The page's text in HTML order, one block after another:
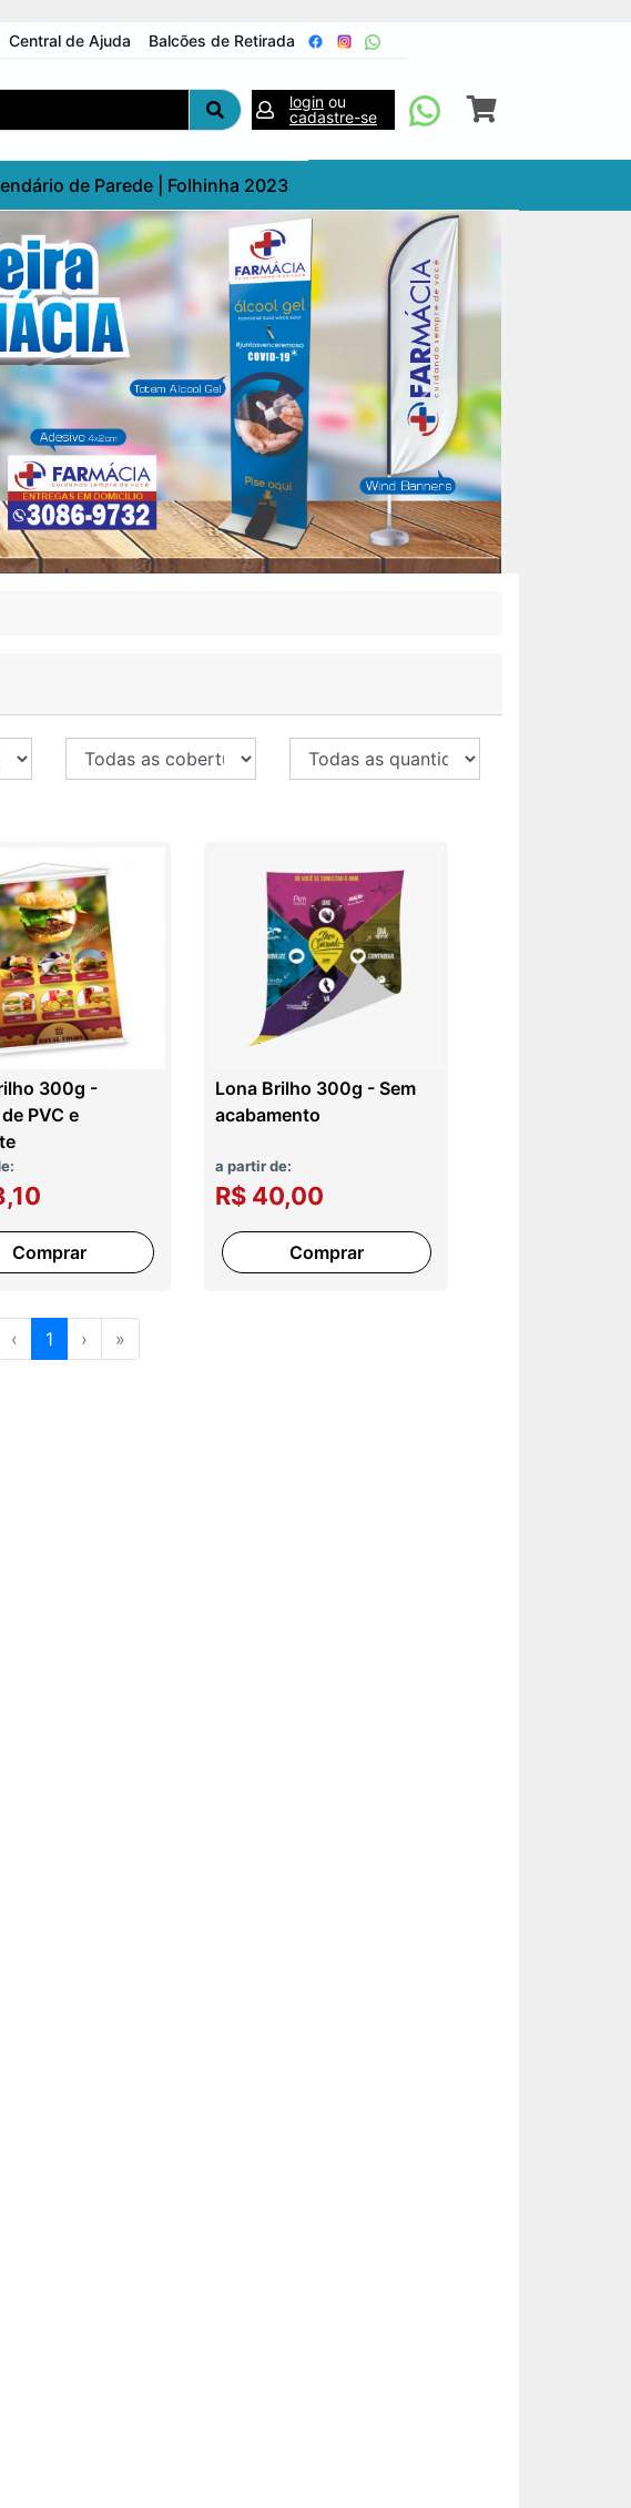
Central de Ajuda Balcões de Retirada
login ou
cadastre-se
de Parede | Folhinha 2023
300g -
PVC e
Comprar
Lona Brilho 300g - Sem
acabamento
a partir de:
R$ 40,00
Comprar
‹ 1 › »